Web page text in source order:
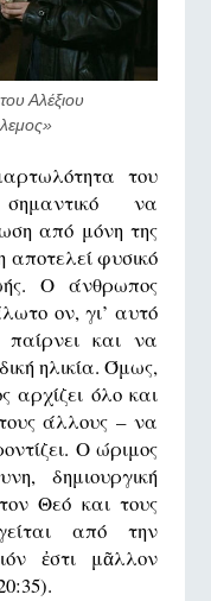
Αλέξιου
του
να
από μόνη της
φυσικό
Ο άνθρωπος
ον, γι’ αυτό
και να
ηλικία. Όμως,
όλο και
άλλους – να
Ο ώριμος
δημιουργική
Θεό και τους
από την
ἐστι μᾶλλον